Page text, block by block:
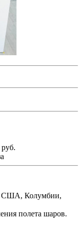
руб.
США, Колумбии,
полета шаров.